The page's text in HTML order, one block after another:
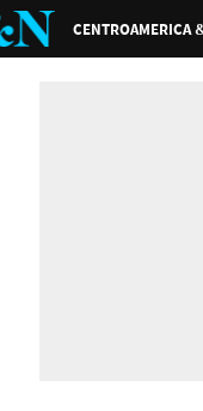
CENTROAMERICA